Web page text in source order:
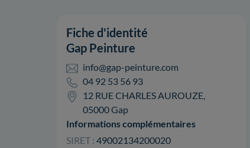
Fiche d'identité
Gap Peinture
info@gap-peinture.com
04 92 53 56 93
12 RUE CHARLES AUROUZE,
05000 Gap
Informations complémentaires
SIRET : 49002134200020